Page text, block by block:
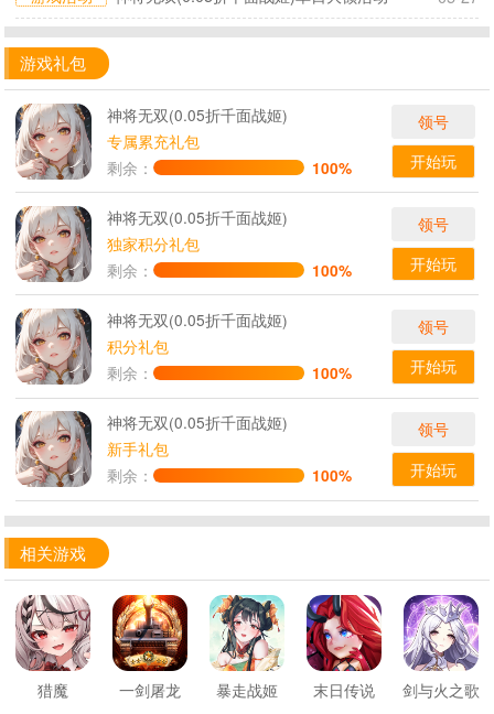
游戏礼包
神将无双(0.05折千面战姬)
专属累充礼包
剩余：
100%
领号
开始玩
神将无双(0.05折千面战姬)
独家积分礼包
剩余：
100%
领号
开始玩
神将无双(0.05折千面战姬)
积分礼包
剩余：
100%
领号
开始玩
神将无双(0.05折千面战姬)
新手礼包
剩余：
100%
领号
开始玩
相关游戏
猎魔 一剑屠龙 暴走战姬 末日传说 剑与火之歌